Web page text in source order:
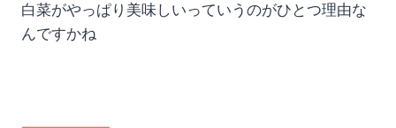
白菜がやっぱり美味しいっていうのがひとつ理由な
んですかね